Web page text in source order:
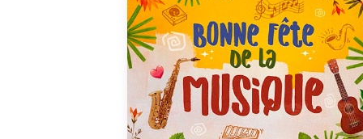
En cette première journée d'été, c'est la fête